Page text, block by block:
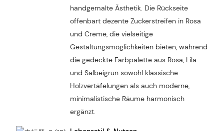
handgemalte Ästhetik. Die Rückseite
offenbart dezente Zuckerstreifen in Rosa
und Creme, die vielseitige
Gestaltungsmöglichkeiten bieten, während
die gedeckte Farbpalette aus Rosa, Lila
und Salbeigrün sowohl klassische
Holzvertäfelungen als auch moderne,
minimalistische Räume harmonisch
ergänzt.